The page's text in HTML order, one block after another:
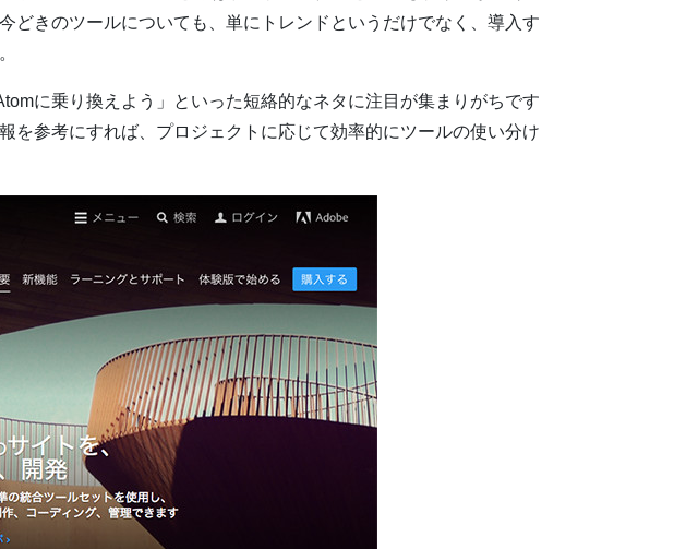
どきのツールについても、単にトレンドというだけでなく、導入す
に乗り換えよう」といった短絡的なネタに注目が集まりがちです
を参考にすれば、プロジェクトに応じて効率的にツールの使い分け